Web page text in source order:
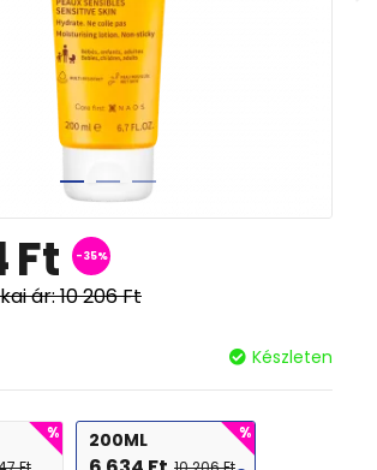
Ft -35%
ár:10 206Ft
Készleten
200ML